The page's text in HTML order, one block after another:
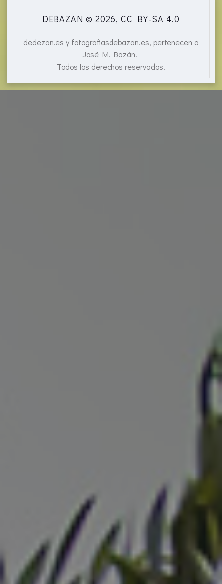
DEBAZAN © 2026, CC BY-SA 4.0
dedezan.es y fotografiasdebazan.es, pertenecen a
José M. Bazán.
Todos los derechos reservados.